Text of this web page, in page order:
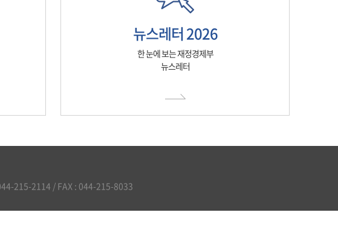
뉴스레터 2026
한 눈에 보는 재정경제부
뉴스레터
215-2114 / FAX : 044-215-8033